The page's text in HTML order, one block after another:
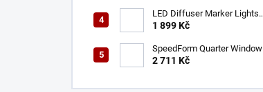
LED Diffuser Marker Lights
(CHALLENGER 15-23)
1 899 Kč
SpeedForm Quarter Window
Louvers - Gloss Black
2 711 Kč